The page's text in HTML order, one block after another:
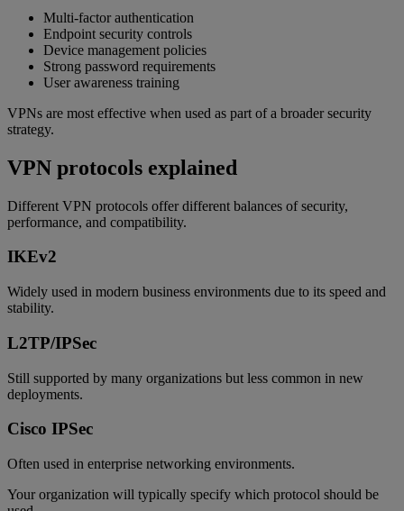
Multi-factor authentication
Endpoint security controls
Device management policies
Strong password requirements
User awareness training
VPNs are most effective when used as part of a broader security
strategy.
VPN protocols explained
Different VPN protocols offer different balances of security,
performance, and compatibility.
IKEv2
Widely used in modern business environments due to its speed and
stability.
L2TP/IPSec
Still supported by many organizations but less common in new
deployments.
Cisco IPSec
Often used in enterprise networking environments.
Your organization will typically specify which protocol should be